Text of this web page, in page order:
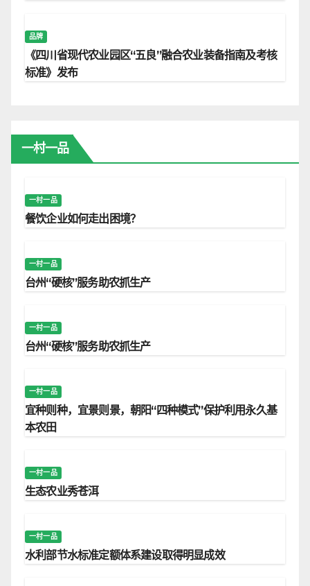
品牌
《四川省现代农业园区“五良”融合农业装备指南及考核
标准》发布
一村一品
一村一品
餐饮企业如何走出困境？
一村一品
台州“硬核”服务助农抓生产
一村一品
台州“硬核”服务助农抓生产
一村一品
宜种则种，宜景则景，朝阳“四种模式”保护利用永久基
本农田
一村一品
生态农业秀苍洱
一村一品
水利部节水标准定额体系建设取得明显成效